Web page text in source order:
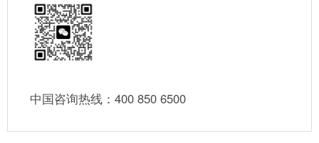
中国咨询热线：400 850 6500